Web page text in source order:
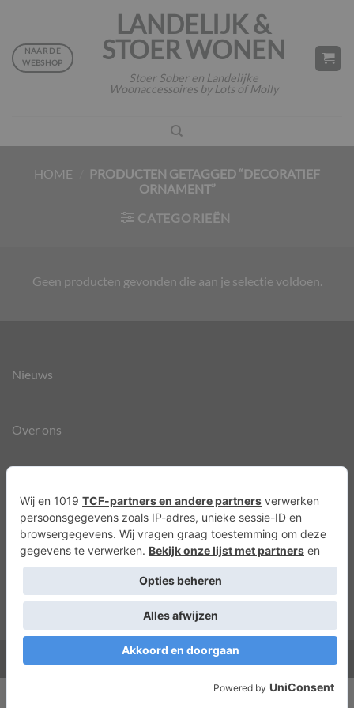
inhoud
LANDELIJK &
STOER WONEN
Stoer Sober en Landelijke
Woonaccessoires by Lots of Molly
NAAR DE
WEBSHOP
HOME
PRODUCTEN GETAGGED “DECORATIEF
ORNAMENT”
CATEGORIEËN
Geen producten gevonden die aan je selectie voldoen.
Nieuws
Over ons
Privacyverklaring
Cookies
Copyright 2026 ©Lots of Molly